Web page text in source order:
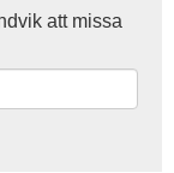
att missa